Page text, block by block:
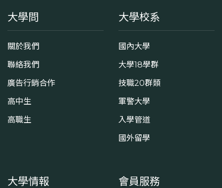
大學問
關於我們
聯絡我們
廣告行銷合作
高中生
高職生
大學校系
國內大學
大學18學群
技職20群類
軍警大學
入學管道
國外留學
大學情報 會員服務